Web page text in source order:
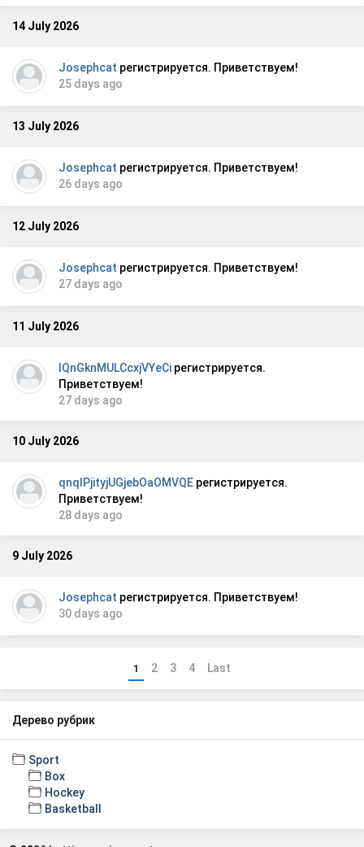
14 July 2026
Josephcat регистрируется. Приветствуем!
25 days ago
13 July 2026
Josephcat регистрируется. Приветствуем!
26 days ago
12 July 2026
Josephcat регистрируется. Приветствуем!
27 days ago
11 July 2026
lQnGknMULCcxjVYeCi регистрируется.
Приветствуем!
27 days ago
10 July 2026
qnqlPjityjUGjebOaOMVQE регистрируется.
Приветствуем!
28 days ago
9 July 2026
Josephcat регистрируется. Приветствуем!
30 days ago
1 2 3 4 Last
Дерево рубрик
Sport
Box
Hockey
Basketball